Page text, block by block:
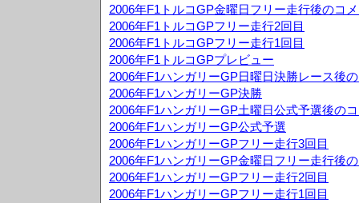
2006年F1トルコGP金曜日フリー走行後のコ
2006年F1トルコGPフリー走行2回目
2006年F1トルコGPフリー走行1回目
2006年F1トルコGPプレビュー
2006年F1ハンガリーGP日曜日決勝レース後
2006年F1ハンガリーGP決勝
2006年F1ハンガリーGP土曜日公式予選後の
2006年F1ハンガリーGP公式予選
2006年F1ハンガリーGPフリー走行3回目
2006年F1ハンガリーGP金曜日フリー走行後
2006年F1ハンガリーGPフリー走行2回目
2006年F1ハンガリーGPフリー走行1回目